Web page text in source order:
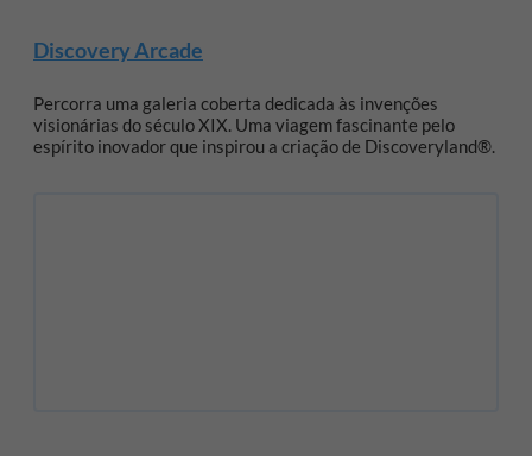
Discovery Arcade
Percorra uma galeria coberta dedicada às invenções
visionárias do século XIX. Uma viagem fascinante pelo
espírito inovador que inspirou a criação de Discoveryland®.